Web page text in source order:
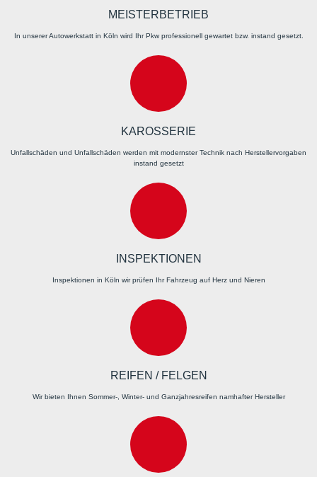
MEISTERBETRIEB
In unserer Autowerkstatt in Köln wird Ihr Pkw professionell gewartet bzw. instand gesetzt.
KAROSSERIE
Unfallschäden und Unfallschäden werden mit modernster Technik nach Herstellervorgaben
instand gesetzt
INSPEKTIONEN
Inspektionen in Köln wir prüfen Ihr Fahrzeug auf Herz und Nieren
REIFEN / FELGEN
Wir bieten Ihnen Sommer-, Winter- und Ganzjahresreifen namhafter Hersteller